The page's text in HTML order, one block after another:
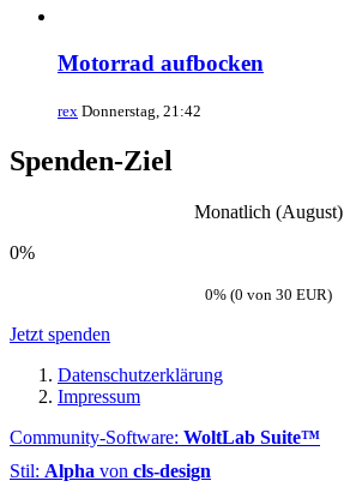
Motorrad aufbocken
rex Donnerstag, 21:42
Spenden-Ziel
Monatlich (August)
0%
0% (0 von 30 EUR)
Jetzt spenden
Datenschutzerklärung
Impressum
Community-Software: WoltLab Suite™
Stil: Alpha von cls-design